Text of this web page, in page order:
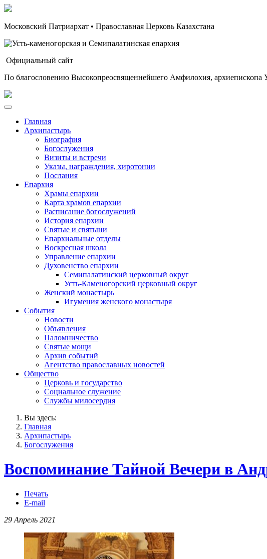
Московский Патриархат • Православная Церковь Казахстана
Официальный сайт
По благословению Высокопреосвященнейшего Амфилохия, архиепископа
Главная
Архипастырь
Биография
Богослужения
Визиты и встречи
Указы, награждения, хиротонии
Послания
Епархия
Храмы епархии
Карта храмов епархии
Расписание богослужений
История епархии
Святые и святыни
Епархиальные отделы
Воскресная школа
Управление епархии
Духовенство епархии
Семипалатинский церковный округ
Усть-Каменогорский церковный округ
Женский монастырь
Игумения женского монастыря
События
Новости
Объявления
Паломничество
Святые мощи
Архив событий
Агентство православных новостей
Общество
Церковь и государство
Социальное служение
Службы милосердия
Вы здесь:
Главная
Архипастырь
Богослужения
Воспоминание Тайной Вечери в
Печать
E-mail
29 Апрель 2021